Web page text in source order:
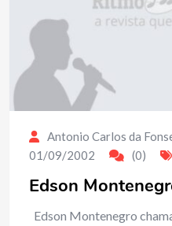
Antonio Carlos da
01/09/2002
(0)
Edson
Edson Montenegro